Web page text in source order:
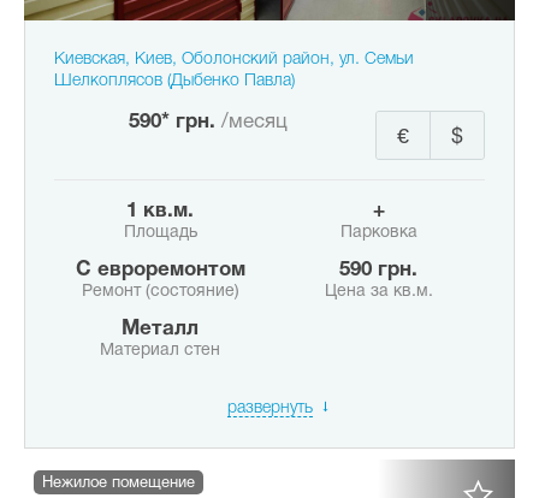
Киевская, Киев, Оболонский район, ул. Семьи
Шелкоплясов (Дыбенко Павла)
590* грн. /месяц
$
€
1 кв.м.
Площадь
+
Парковка
с евроремонтом
Ремонт (состояние)
590 грн.
Цена за кв.м.
Металл
Материал стен
развернуть
Нежилое помещение